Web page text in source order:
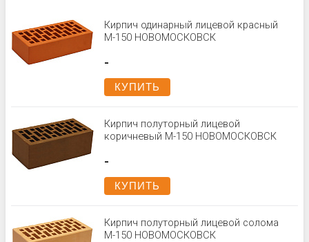
Кирпич одинарный лицевой красный
М-150 НОВОМОСКОВСК
-
КУПИТЬ
Кирпич полуторный лицевой
коричневый М-150 НОВОМОСКОВСК
-
КУПИТЬ
Кирпич полуторный лицевой солома
М-150 НОВОМОСКОВСК